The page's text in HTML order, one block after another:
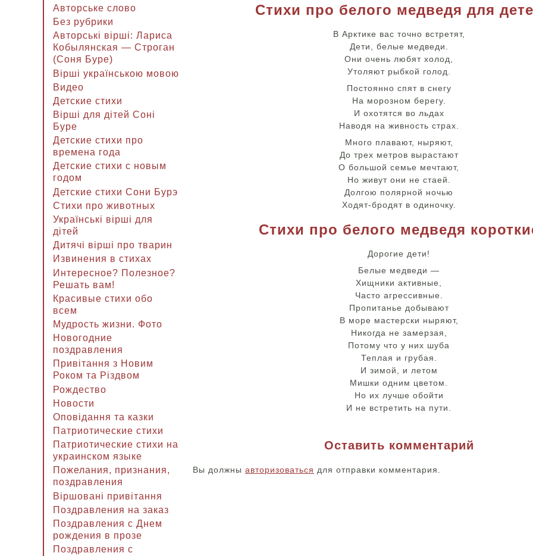
Авторське слово
Без рубрики
Авторські вірші: Лариса
Кобылянская — Строган
(Соня Буре)
Вірші українською мовою
Видео
Детские стихи
Вірші для дітей Соні
Буре
Детские стихи про
времена года
Детские стихи с новым
годом
Детские стихи Сони Бурэ
Стихи про животных
Українські вірші для
дітей
Дитячі вірші про тварин
Извинения в стихах
Интересное? Полезное?
Решать вам!
Красивые стихи обо
всем
Мудрость жизни. Фото
Новогодние
поздравления
Привітання з Новим
Роком та Різдвом
Рождество
Новости
Оповідання та казки
Патриотические стихи
Патриотические стихи на
украинском языке
Пожелания, признания,
поздравления
Віршовані привітання
Поздравления на заказ
Поздравления с Днем
рождения в прозе
Поздравления с
Стихи про белого медведя для
В Арктике вас точно встретят,
Дети, белые медведи.
Они очень любят холод,
Утоляют рыбкой голод.
Постоянно спят в снегу
На морозном берегу.
И охотятся во льдах
Наводя на живность страх.
Много плавают, ныряют,
До трех метров вырастают
О большой семье мечтают,
Но живут они не стаей.
Долгою полярной ночью
Ходят-бродят в одиночку.
Стихи про белого медведя
Дорогие дети!
Белые медведи —
Хищники активные,
Часто агрессивные.
Пропитанье добывают
В море мастерски ныряют,
Никогда не замерзая,
Потому что у них шуба
Теплая и грубая.
И зимой, и летом
Мишки одним цветом.
Но их лучше обойти
И не встретить на пути.
Оставить комментарий
Вы должны авторизоваться для отправки комментария.